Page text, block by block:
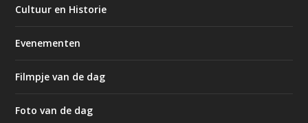
Cultuur en Historie
Evenementen
Filmpje van de dag
Foto van de dag